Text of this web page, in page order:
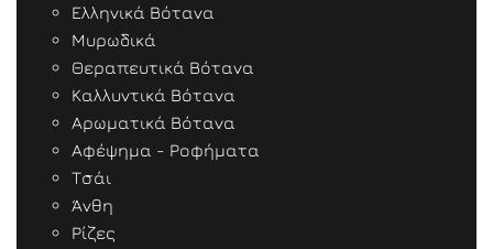
Ελληνικά Βότανα
Μυρωδικά
Θεραπευτικά Βότανα
Καλλυντικά Βότανα
Αρωματικά Βότανα
Αφέψημα - Ροφήματα
Τσάι
Άνθη
Ρίζες